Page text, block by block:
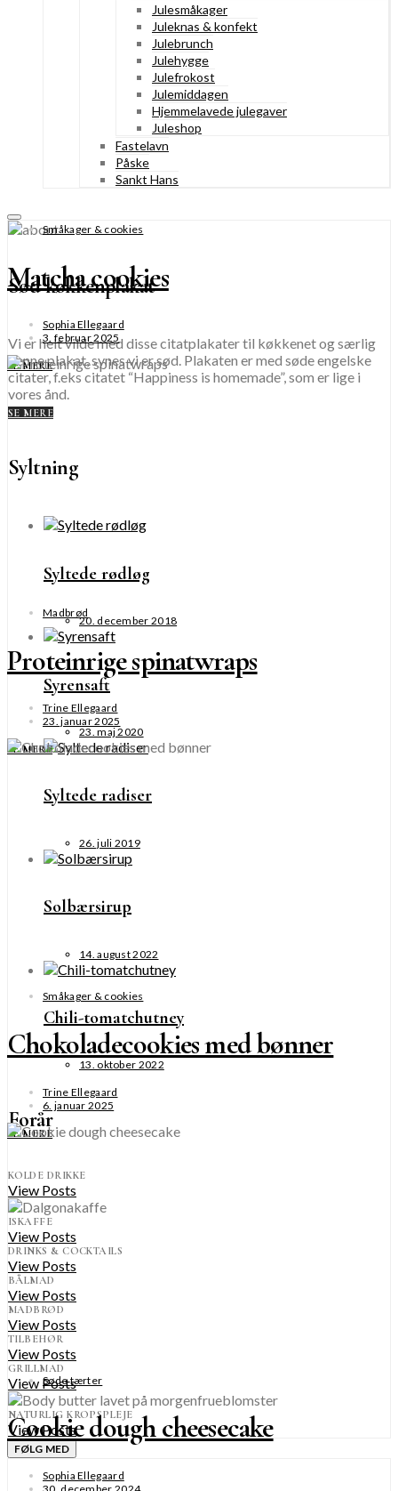
Julesmåkager
Juleknas & konfekt
Julebrunch
Julehygge
Julefrokost
Julemiddagen
Hjemmelavede julegaver
Juleshop
Fastelavn
Påske
Sankt Hans
Sød køkkenplakat
Vi er helt vilde med disse citatplakater til køkkenet og særlig
denne plakat, synes vi er sød. Plakaten er med søde engelske
citater, f.eks citatet “Happiness is homemade”, som er lige i
vores ånd.
SE MERE
Syltning
Syltede rødløg
20. december 2018
Syrensaft
23. maj 2020
Syltede radiser
26. juli 2019
Solbærsirup
14. august 2022
Chili-tomatchutney
13. oktober 2022
Forår
KOLDE DRIKKE
View Posts
ISKAFFE
View Posts
DRINKS & COCKTAILS
View Posts
BÅLMAD
View Posts
MADBRØD
View Posts
TILBEHØR
View Posts
GRILLMAD
View Posts
NATURLIG KROPSPLEJE
View Posts
FØLG MED
Småkager & cookies
Matcha cookies
Sophia Ellegaard
3. februar 2025
SE MERE
Madbrød
Proteinrige spinatwraps
Trine Ellegaard
23. januar 2025
SE MERE
Småkager & cookies
Chokoladecookies med bønner
Trine Ellegaard
6. januar 2025
SE MERE
Søde tærter
Cookie dough cheesecake
Sophia Ellegaard